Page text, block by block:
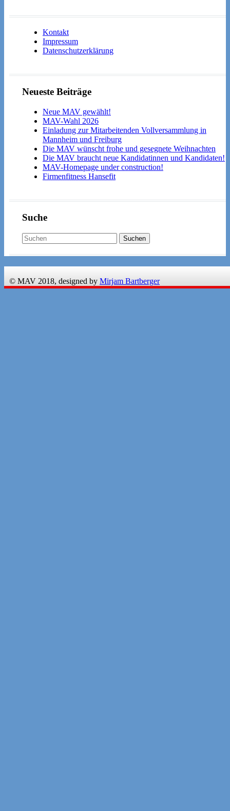
Kontakt
Impressum
Datenschutzerklärung
Neueste Beiträge
Neue MAV gewählt!
MAV-Wahl 2026
Einladung zur Mitarbeitenden Vollversammlung in
Mannheim und Freiburg
Die MAV wünscht frohe und gesegnete Weihnachten
Die MAV braucht neue Kandidatinnen und Kandidaten!
MAV-Homepage under construction!
Firmenfitness Hansefit
Suche
© MAV 2018, designed by Mirjam Bartberger